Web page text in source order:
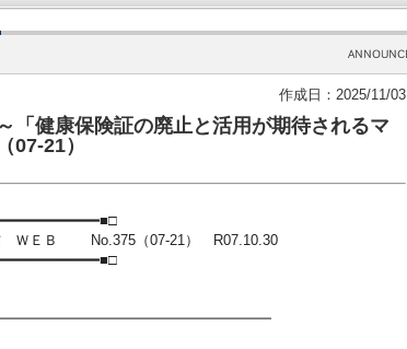
作成日：2025/11/03
「健康保険証の廃止と活用が期待されるマ
07-21）
━━━━━■□
No.375（07-21） R07.10.30
━━━━━■□